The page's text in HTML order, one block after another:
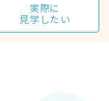
実際に
見学したい